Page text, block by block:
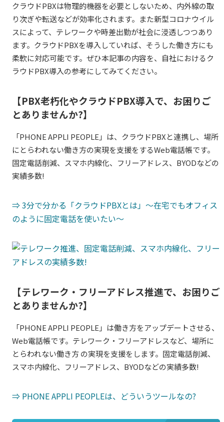
クラウドPBXは物理的機器を必要としないため、内外線の取
り次ぎや転送などが効率化されます。また新型コロナウイル
スによって、テレワークや時差出勤が社会に浸透しつつあり
ます。クラウドPBXを導入していれば、そうした働き方にも
柔軟に対応可能です。ぜひ本記事の内容を、自社におけるク
ラウドPBX導入の参考にしてみてください。
【PBX老朽化やクラウドPBX導入で、お困りご
とありませんか?】
「PHONEAPPLI PEOPLE 」は、クラウドPBXと連携し、場所
にとらわれない働き方の実現を支援をするWeb電話帳です。
固定電話削減、スマホ内線化、フリーアドレス、BYODなどの
実績多数!
⇒ 3分で分かる「クラウドPBXとは」～在宅でもオフィス
のように固定電話を使いたい～
【テレワーク・フリーアドレス推進で、お困りご
とありませんか?】
「PHONEAPPLI PEOPLE 」は働き方をアップデートさせる、
Web電話帳です。テレワーク・フリーアドレスなど、場所に
とらわれない働き方 の実現を支援をします。固定電話削減、
スマホ内線化、フリーアドレス、BYODなどの実績多数!
⇒ PHONE APPLI PEOPLEは、どういうツールなの?